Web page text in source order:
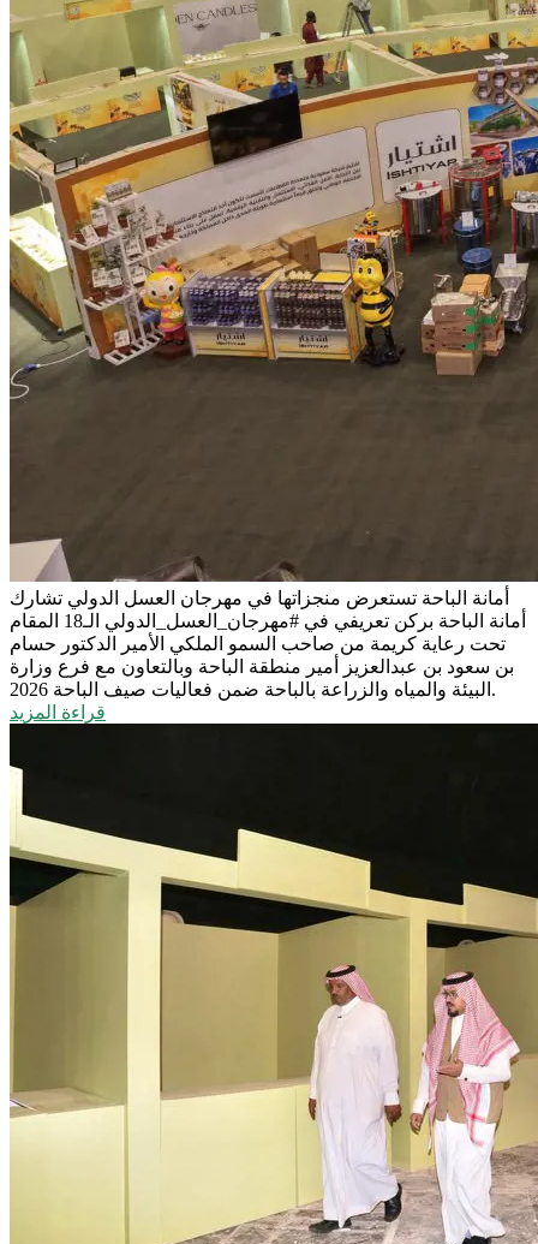
أمانة الباحة تستعرض منجزاتها في مهرجان العسل الدولي تشارك
أمانة الباحة بركن تعريفي في #مهرجان_العسل_الدولي الـ18 المقام
تحت رعاية كريمة من صاحب السمو الملكي الأمير الدكتور حسام
بن سعود بن عبدالعزيز أمير منطقة الباحة وبالتعاون مع فرع وزارة
البيئة والمياه والزراعة بالباحة ضمن فعاليات صيف الباحة 2026.
قراءة المزيد